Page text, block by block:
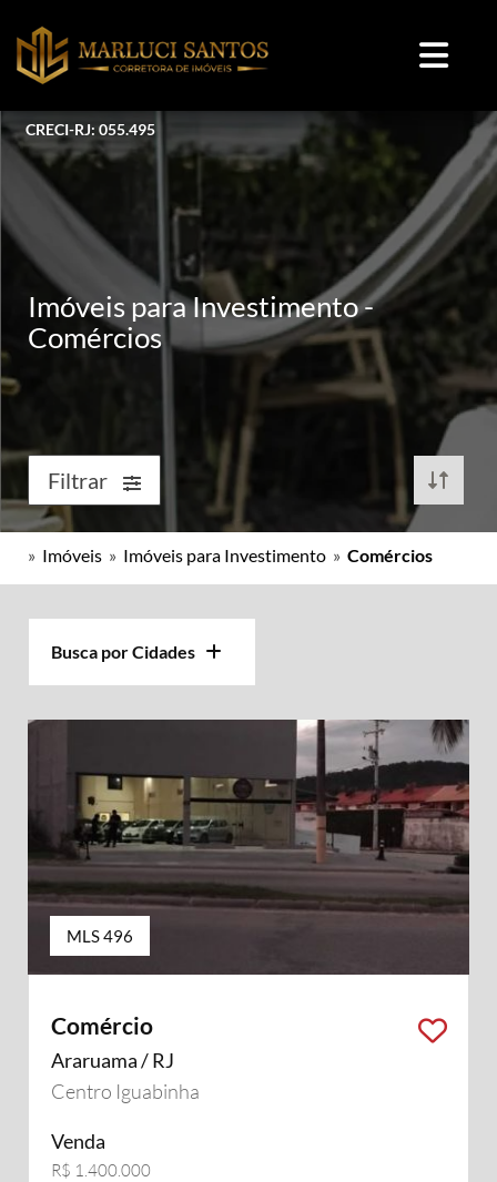
CRECI-RJ: 055.495
Imóveis para Investimento -
Comércios
Filtrar
» Imóveis » Imóveis para Investimento » Comércios
Busca por Cidades
MLS 496
Comércio
Araruama / RJ
Centro Iguabinha
Venda
R$ 1.400.000